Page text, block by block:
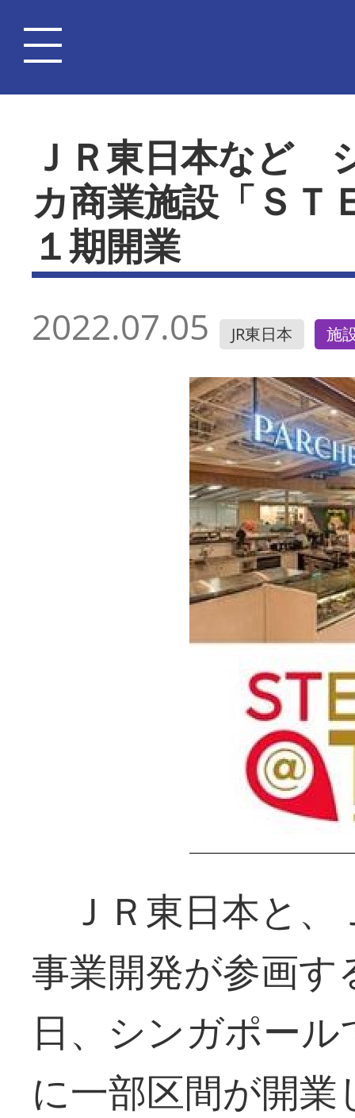
ＪＲ東日本など
カ商業施設「ＳＴ
１期開業
2022.07.05 JR東日本 施
ＪＲ東日本と、
事業開発が参画す
日、シンガポー
に一部区間が開